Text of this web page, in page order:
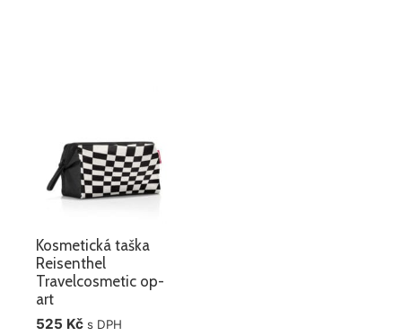
Kosmetická taška
Reisenthel
Travelcosmetic op-
art
525 Kč s DPH